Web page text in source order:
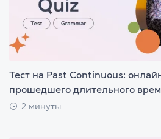
Тест на Past Continuous:
прошедшего длительного
2 минуты